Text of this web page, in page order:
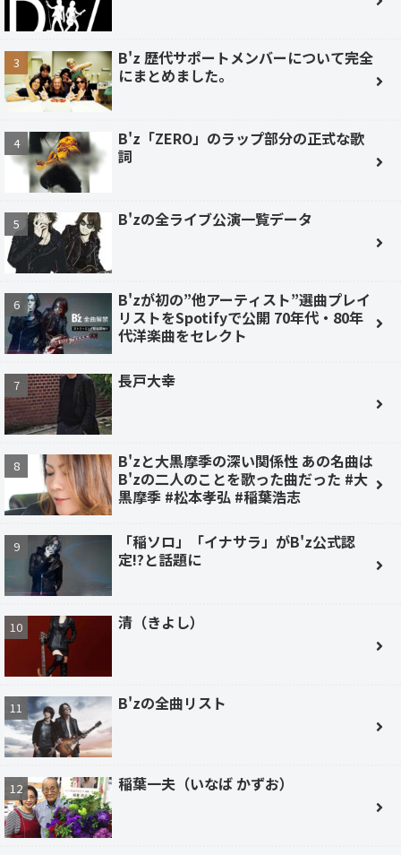
B'z 歴代サポートメンバーについて完全
にまとめました。
B'z「ZERO」のラップ部分の正式な歌
詞
B'zの全ライブ公演一覧データ
B'zが初の”他アーティスト”選曲プレイ
リストをSpotifyで公開 70年代・80年
代洋楽曲をセレクト
長戸大幸
B'zと大黒摩季の深い関係性 あの名曲は
B'zの二人のことを歌った曲だった #大
黒摩季 #松本孝弘 #稲葉浩志
「稲ソロ」「イナサラ」がB'z公式認
定!?と話題に
清（きよし）
B'zの全曲リスト
稲葉一夫（いなば かずお）